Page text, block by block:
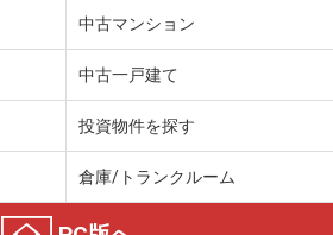
中古マンション
中古一戸建て
投資物件を探す
倉庫/トランクルーム